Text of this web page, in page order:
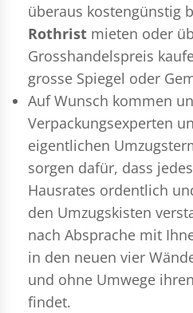
überaus kostengünstig
Rothrist mieten oder
Grosshandelspreis
grosse Spiegel oder
Auf Wunsch kommen
Verpackungsexperten
eigentlichen
sorgen dafür, dass
Hausrates ordentlich
den Umzugskisten
nach Absprache mit
in den neuen vier
und ohne Umwege
findet.